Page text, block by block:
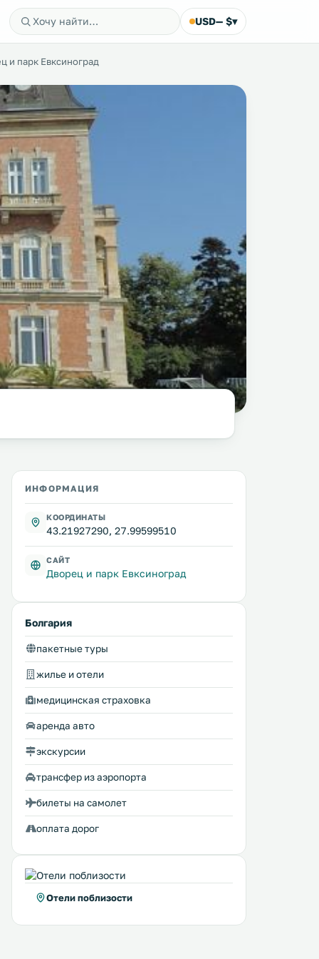
USD— $▾
и парк Евксиноград
ИНФОРМАЦИЯ
КООРДИНАТЫ
43.21927290, 27.99599510
САЙТ
Дворец и парк Евксиноград
Болгария
пакетные туры
жилье и отели
медицинская страховка
аренда авто
экскурсии
трансфер из аэропорта
билеты на самолет
оплата дорог
Отели поблизости